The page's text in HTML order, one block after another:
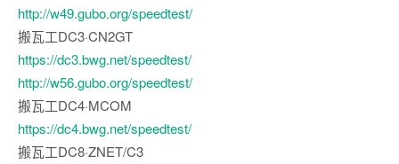
http://w49.gubo.org/speedtest/
搬瓦工DC3·CN2GT
https://dc3.bwg.net/speedtest/
http://w56.gubo.org/speedtest/
搬瓦工DC4·MCOM
https://dc4.bwg.net/speedtest/
搬瓦工DC8·ZNET/C3